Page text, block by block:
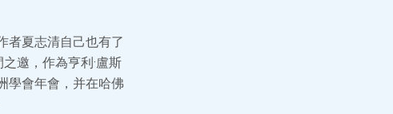
者夏志清自己也有了
邀，作為亨利·盧斯
學會年會，并在哈佛